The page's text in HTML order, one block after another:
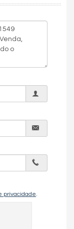
viver no Imperium
Um ambiente
buscam viver o
privacidade